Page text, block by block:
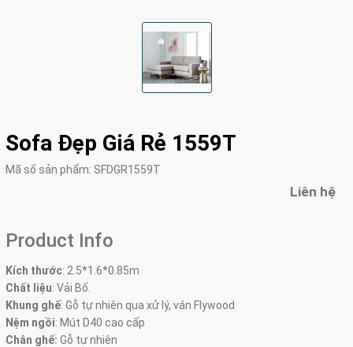
Sofa Đẹp Giá Rẻ 1559T
Mã số sản phẩm: SFDGR1559T
Liên hệ
Product Info
Kích thước: 2.5*1.6*0.85m
Chất liệu: Vải Bố.
Khung ghế: Gỗ tự nhiên qua xử lý, ván Flywood
Nệm ngồi: Mút D40 cao cấp
Chân ghế: Gỗ tự nhiên